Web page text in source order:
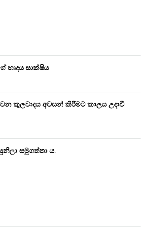
හෘදය සාක්ෂිය
වන කුලවාදය අවසන් කිරීමට කාලය උදාවී
සුනිලා සමුගත්තා ය.